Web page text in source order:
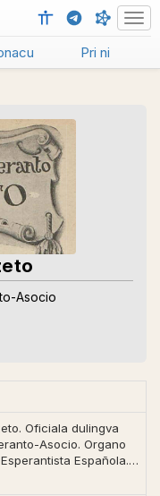
Pri ni
Asocio
Oficiala dulingva
Asocio. Organo
Española.
1936, 16-32 p. 20x14.
eksterordinara